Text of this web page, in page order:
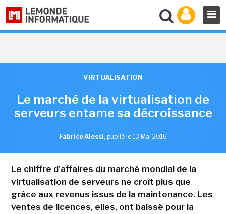
VIRTUALISATION
Le marché de la virtualisation de
serveurs entame sa décroissance
Fabrice Alessi, publié le 13 Mai 2016
Le chiffre d'affaires du marché mondial de la
virtualisation de serveurs ne croît plus que
grâce aux revenus issus de la maintenance. Les
ventes de licences, elles, ont baissé pour la